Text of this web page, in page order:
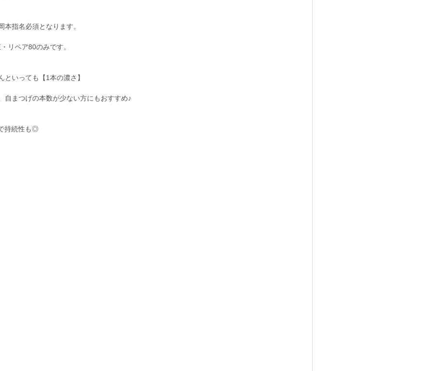
指名必須となります。
リペア80のみです。
いっても【1本の濃さ】
自まつげの本数が少ない方にもおすすめ♪
持続性も◎